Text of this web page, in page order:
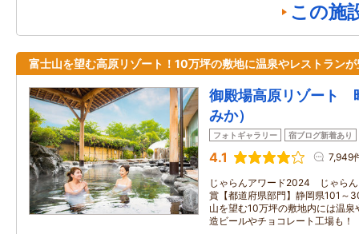
この施
富士山を望む高原リゾート！10万坪の敷地に温泉やレストラン
御殿場高原リゾート
みか）
フォトギャラリー 宿ブログ新着あり
4.1 7,949
じゃらんアワード2024 じゃらん
賞【都道府県部門】静岡県101
山を望む10万坪の敷地内には温
造ビールやチョコレート工場も！